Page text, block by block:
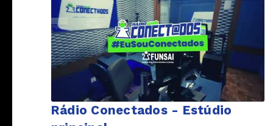
Rádio Conectados - Estúdio